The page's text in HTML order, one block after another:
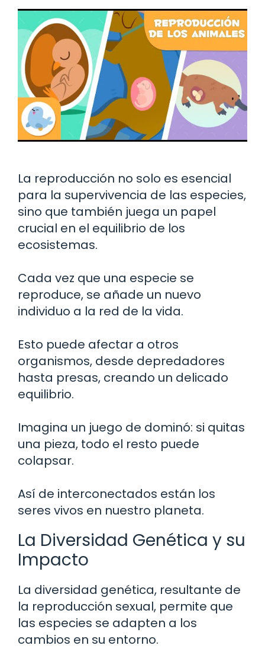
La reproducción no solo es esencial
para la supervivencia de las especies,
sino que también juega un papel
crucial en el equilibrio de los
ecosistemas.
Cada vez que una especie se
reproduce, se añade un nuevo
individuo a la red de la vida.
Esto puede afectar a otros
organismos, desde depredadores
hasta presas, creando un delicado
equilibrio.
Imagina un juego de dominó: si quitas
una pieza, todo el resto puede
colapsar.
Así de interconectados están los
seres vivos en nuestro planeta.
La Diversidad Genética y su
Impacto
La diversidad genética, resultante de
la reproducción sexual, permite que
las especies se adapten a los
cambios en su entorno.